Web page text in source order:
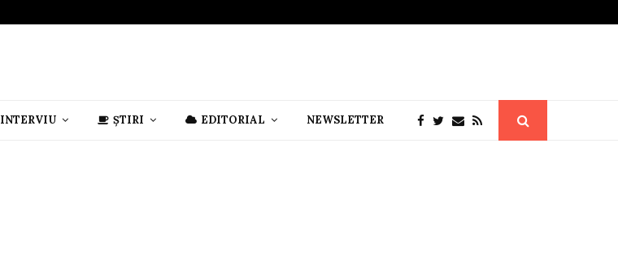
INTERVIU ȘTIRI EDITORIAL NEWSLETTER